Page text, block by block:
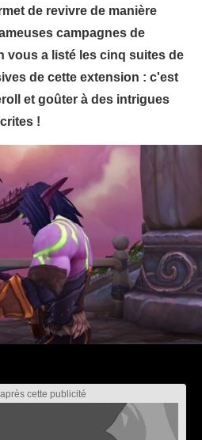
de revivre de manière
campagnes de
vous a listé les cinq suites de
de cette extension : c'est
et goûter à des intrigues
!